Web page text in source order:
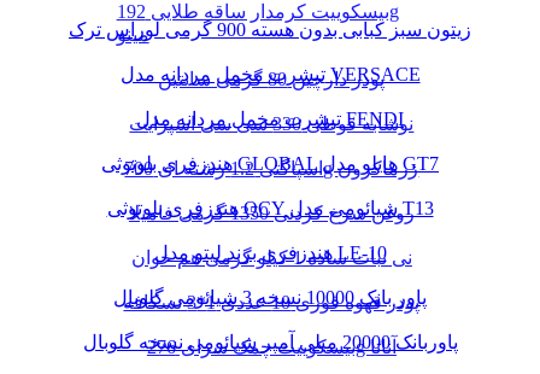
بیسکوییت کرمدار ساقه طلایی 192g
مینو
پودر دارچین 80 گرمی سانتین
نوشابه قوطی 330 سی سی اسپرایت
اسپاگتی 1.2 رشته ای 700g زرماکرون
روغن سرخ کردنی 1350 گرمی فامیلا
نی نبات ساده 1 کیلو گرمی هم خوان
پودر قهوه فوری 10 عددی 1*3 نسکافه
بیسکوییت چمک سرای 276g آناتا
زیتون سبز کبابی بدون هسته 900 گرمی لوراس ترک
تیشرت مخمل مردانه مدل VERSACE
تیشرت مخمل مردانه مدل FENDI
هندزفری بلوتوثی GLOBAL هایلو مدل GT7
هندزفری بلوتوثی QCY شیائومی مدل T13
هندزفری برند لیتو مدل LE-10
پاور بانک 10000 نسخه 3 شیائومی گلوبال
پاوربانک 20000 میلی آمپر شیائومی نسخه گلوبال